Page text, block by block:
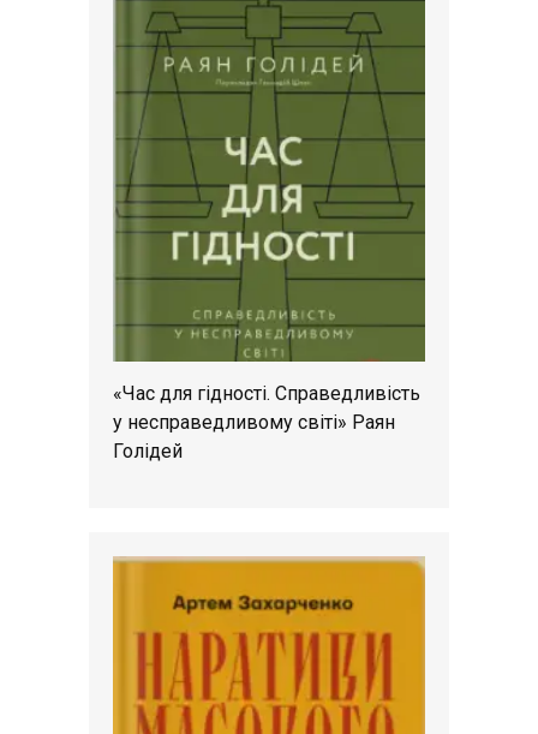
«Час для гідності. Справедливість
у несправедливому світі» Раян
Голідей